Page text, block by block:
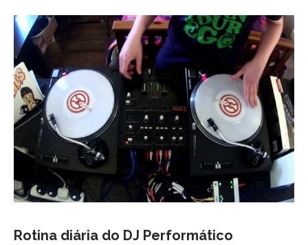
Rotina diária do DJ Performático